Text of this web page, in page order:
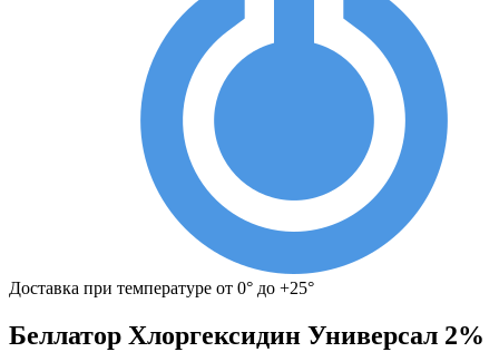
Доставка при температуре от 0° до +25°
Беллатор Хлоргексидин Универсал 2%